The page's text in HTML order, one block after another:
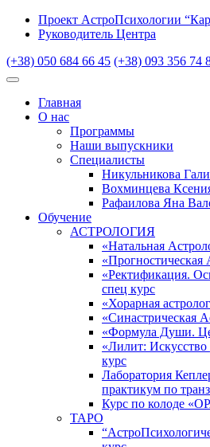
Проект АстроПсихологии
Руководитель Центра
(+38) 050 684 66 45 (+38) 093 356 74
Главная
О нас
Программы
Наши выпускники
Специалисты
Никульникова
Вохминцева
Рафаилова Яна
Обучение
АСТРОЛОГИЯ
«Натальная
«Прогностическая
«Ректификация.
спец курс
«Хорарная
«Синастрическая
«Формула Души.
«Лилит:
курс
Лаборатория
практикум по
Курс по колоде
ТАРО